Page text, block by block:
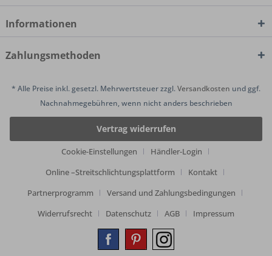
Informationen
Zahlungsmethoden
* Alle Preise inkl. gesetzl. Mehrwertsteuer zzgl.Versandkosten und ggf.
Nachnahmegebühren, wenn nicht anders beschrieben
Vertrag widerrufen
Cookie-Einstellungen
Händler-Login
Online –Streitschlichtungsplattform
Kontakt
Partnerprogramm
Versand und Zahlungsbedingungen
Widerrufsrecht
Datenschutz AGB Impressum